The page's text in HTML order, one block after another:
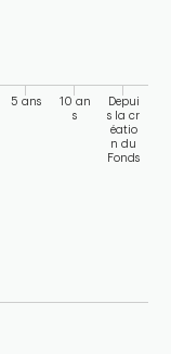
5 ans
10 an
s
Depui
s la cr
éatio
n du
Fonds